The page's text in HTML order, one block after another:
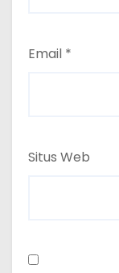
Email *
Situs Web